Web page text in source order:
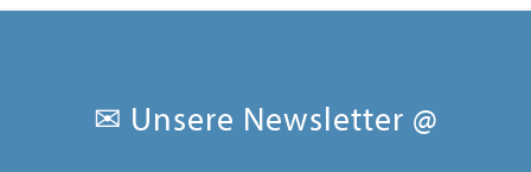
✉ Unsere Newsletter @